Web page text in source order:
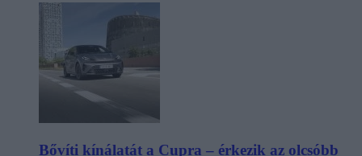
Bővíti kínálatát a Cupra – érkezik az olcsóbb